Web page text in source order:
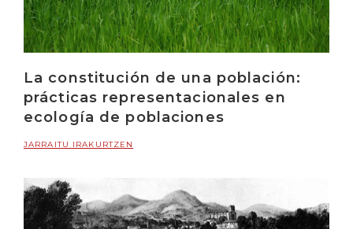
La constitución de una población:
prácticas representacionales en
ecología de poblaciones
JARRAITU IRAKURTZEN